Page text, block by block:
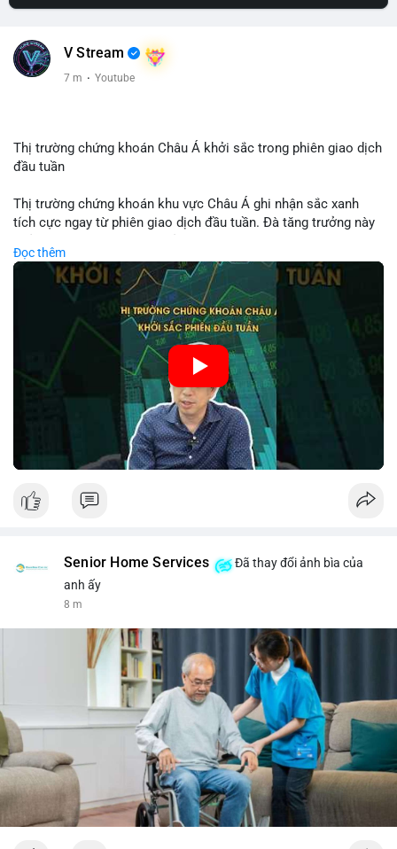
V Stream
7 m · Youtube
Thị trường chứng khoán Châu Á khởi sắc trong phiên giao dịch
đầu tuần
Thị trường chứng khoán khu vực Châu Á ghi nhận sắc xanh
tích cực ngay từ phiên giao dịch đầu tuần. Đà tăng trưởng này
kinh tế ổn định. Chỉ số KOSPI cùng nhiều mã cổ phiếu lớn dẫn
dắt đà hồi phục của toàn thị trường. Nhà đầu tư cần theo dõi
sát diễn biến dòng tiền để tận dụng cơ hội trong các phiên tới.
🎥 Xem video trực tiếp tại:
Nguồn: Tài chính & Kinh doanh
Đọc thêm
Senior Home Services
Đã thay đổi ảnh bìa của
anh ấy
8 m